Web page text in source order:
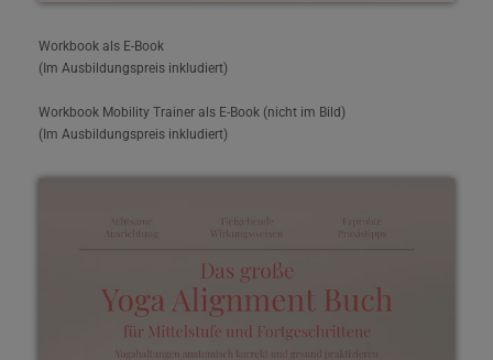
Workbook als E-Book
(Im Ausbildungspreis inkludiert)
Workbook Mobility Trainer als E-Book (nicht im Bild)
(Im Ausbildungspreis inkludiert)